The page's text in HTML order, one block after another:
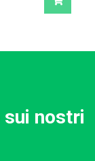
sui nostri